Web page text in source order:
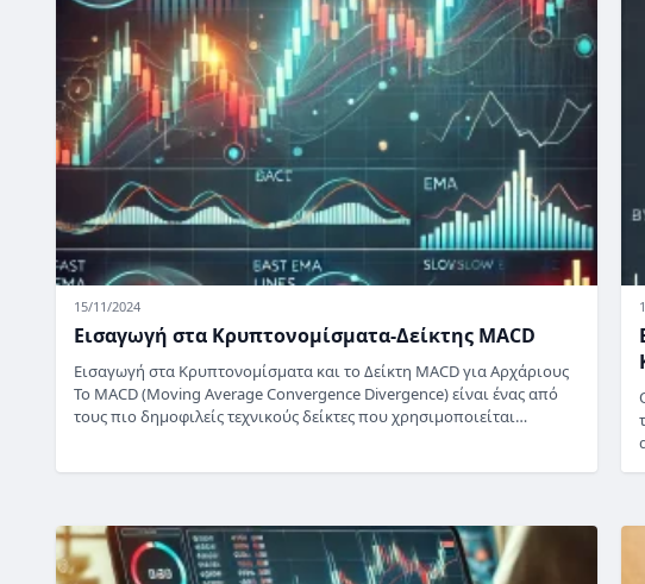
15/11/2024
Εισαγωγή στα Κρυπτονομίσματα-Δείκτης MACD
Εισαγωγή στα Κρυπτονομίσματα και το Δείκτη MACD για Αρχάριους
Το MACD (Moving Average Convergence Divergence) είναι ένας από
τους πιο δημοφιλείς τεχνικούς δείκτες που χρησιμοποιείται…